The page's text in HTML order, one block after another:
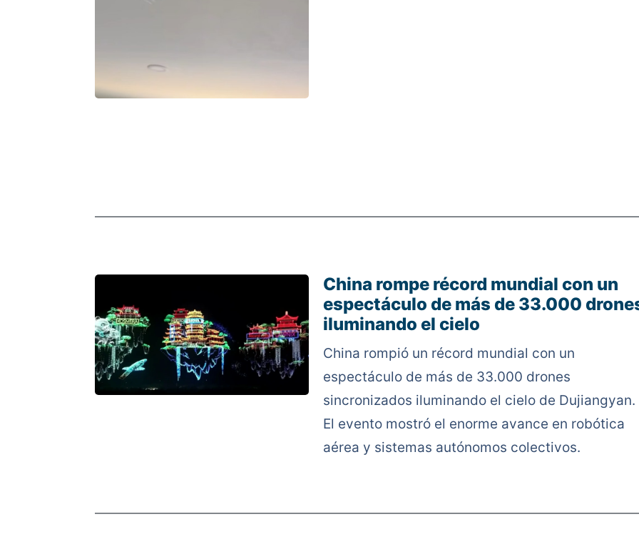
China rompe récord mundial con un
espectáculo de más de 33.000
iluminando el cielo
China rompió un récord mundial con un
espectáculo de más de 33.000 drones
sincronizados iluminando el cielo de Dujiangyan.
El evento mostró el enorme avance en robótica
aérea y sistemas autónomos colectivos.